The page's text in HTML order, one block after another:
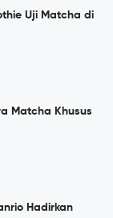
Uji Matcha di
Matcha Khusus
Hadirkan